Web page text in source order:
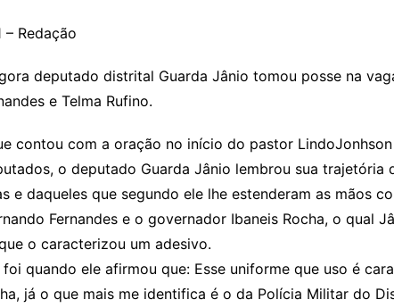
– Redação
deputado distrital Guarda Jânio tomou posse na
e Telma Rufino.
contou com a oração no início do pastor
o deputado Guarda Jânio lembrou sua trajetória
e daqueles que segundo ele lhe estenderam as mãos
Fernandes e o governador Ibaneis Rocha, o qual
o caracterizou um adesivo.
quando ele afirmou que: Esse uniforme que uso é
já o que mais me identifica é o da Polícia Militar do